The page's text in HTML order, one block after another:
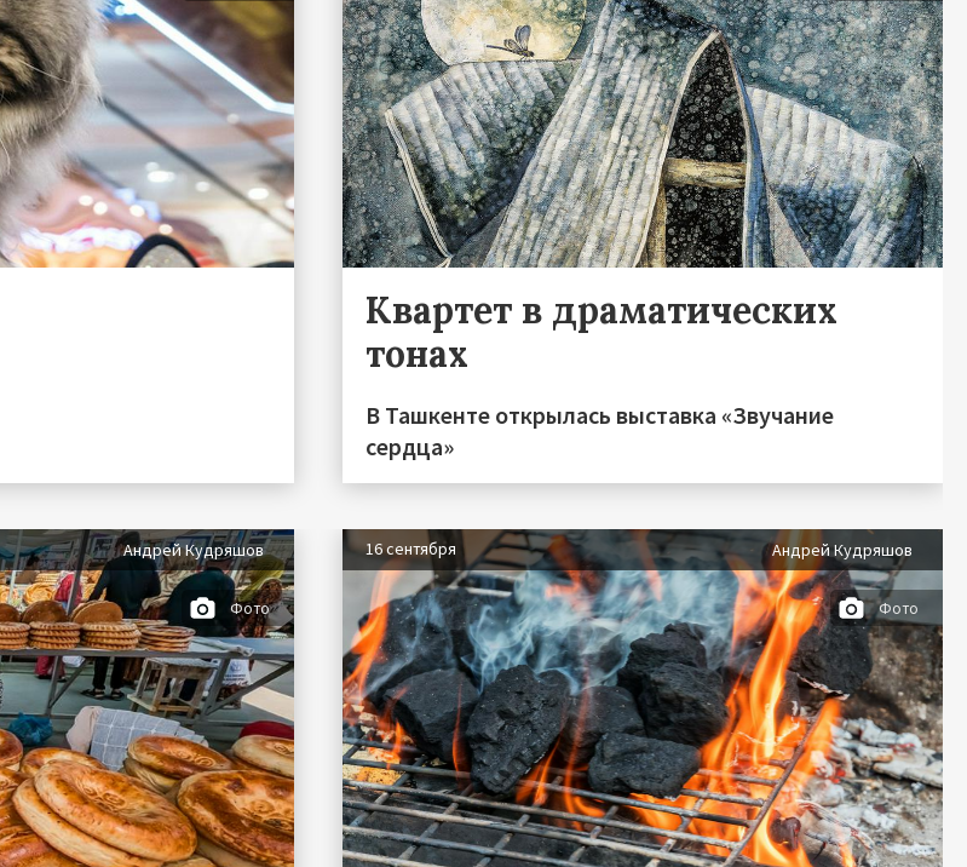
Квартет в драматических
тонах
В Ташкенте открылась выставка «Звучание
сердца»
Андрей Кудряшов
Фото
16 сентября Андрей Кудряшов
Фото